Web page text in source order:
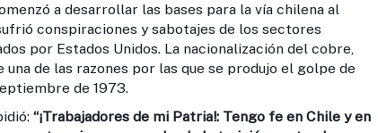
a desarrollar las bases para la vía chilena al
conspiraciones y sabotajes de los sectores
por Estados Unidos. La nacionalización del cobre,
de las razones por las que se produjo el golpe de
de 1973.
“¡Trabajadores de mi Patria!: Tengo fe en Chile y en